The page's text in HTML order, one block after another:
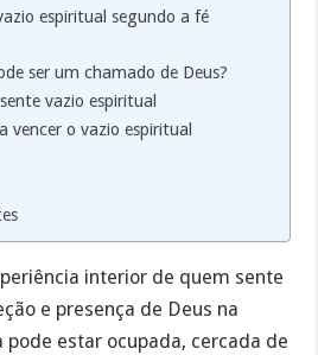
espiritual segundo a fé
ser um chamado de Deus?
vazio espiritual
vencer o vazio espiritual
interior de quem sente
e presença de Deus na
pode estar ocupada, cercada de